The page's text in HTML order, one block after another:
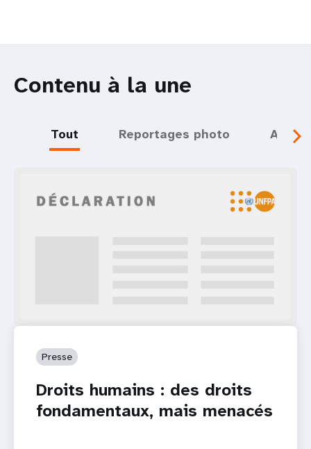
Contenu à la une
Tout Reportages photo
Presse
Droits humains : des droits
fondamentaux, mais menacés